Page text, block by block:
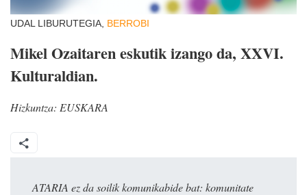
UDAL LIBURUTEGIA, BERROBI
Mikel Ozaitaren eskutik izango da, XXVI.
Kulturaldian.
Hizkuntza: EUSKARA
ATARIA ez da soilik komunikabide bat: komunitate